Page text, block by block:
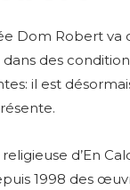
Dom Robert va
dans des
il est
d’En
1998 des